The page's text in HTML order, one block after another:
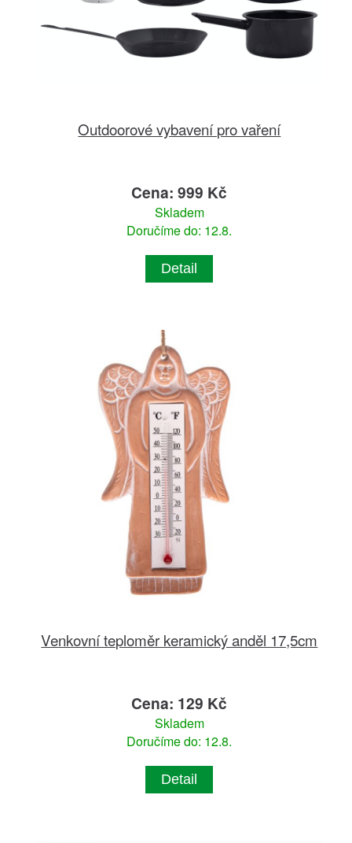
Outdoorové vybavení pro vaření
Cena: 999 Kč
Skladem
Doručíme do: 12.8.
Detail
Venkovní teploměr keramický anděl 17,5cm
Cena: 129 Kč
Skladem
Doručíme do: 12.8.
Detail